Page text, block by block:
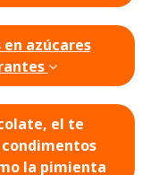
azúcares
el te
la pimienta